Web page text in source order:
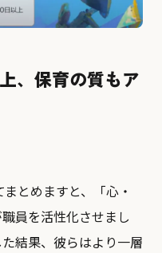
、保育の質もア
とめますと、「心・
員を活性化させまし
結果、彼らはより一層